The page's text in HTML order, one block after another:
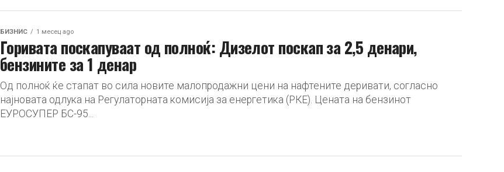
БИЗНИС 1 месец ago
Горивата поскапуваат од полноќ: Дизелот поскап за 2,5 денари,
бензините за 1 денар
Од полноќ ќе стапат во сила новите малопродажни цени на нафтените деривати, согласно
најновата одлука на Регулаторната комисија за енергетика (РКЕ). Цената на бензинот
ЕУРОСУПЕР БС-95...